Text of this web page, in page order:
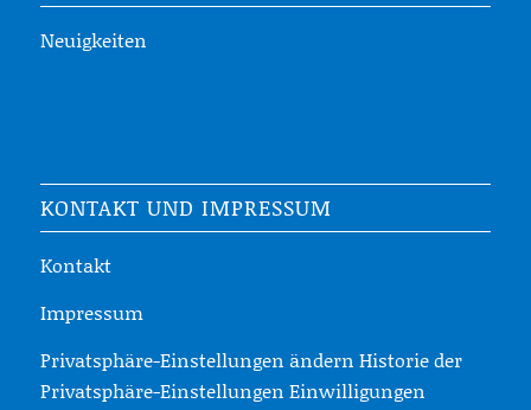
Neuigkeiten
KONTAKT UND IMPRESSUM
Kontakt
Impressum
Privatsphäre-Einstellungen ändern Historie der
Privatsphäre-Einstellungen Einwilligungen